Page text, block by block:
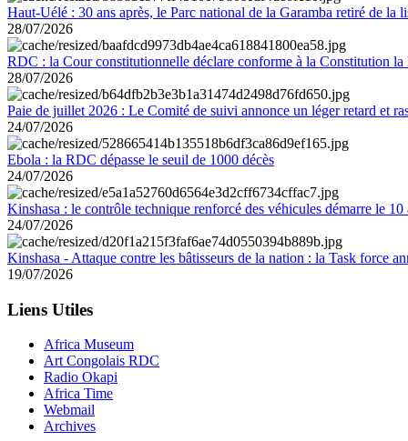
Haut-Uélé : 30 ans après, le Parc national de la Garamba retiré de la
28/07/2026
RDC : la Cour constitutionnelle déclare conforme à la Constitution la
28/07/2026
Paie de juillet 2026 : Le Comité de suivi annonce un léger retard et
24/07/2026
Ebola : la RDC dépasse le seuil de 1000 décès
24/07/2026
Kinshasa : le contrôle technique renforcé des véhicules démarre le 10
24/07/2026
Kinshasa - Attaque contre les bâtisseurs de la nation : la Task force
19/07/2026
Liens Utiles
Africa Museum
Art Congolais RDC
Radio Okapi
Africa Time
Webmail
Archives